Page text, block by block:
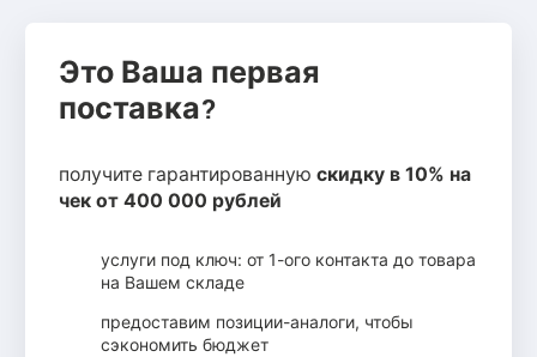
Это Ваша первая
поставка?
получите гарантированную скидку в 10% на
чек от 400 000 рублей
услуги под ключ: от 1-ого контакта до товара
на Вашем складе
предоставим позиции-аналоги, чтобы
сэкономить бюджет